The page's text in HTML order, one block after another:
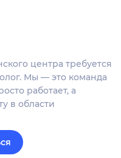
центра требуется
Мы — это команда
работает, а
в области